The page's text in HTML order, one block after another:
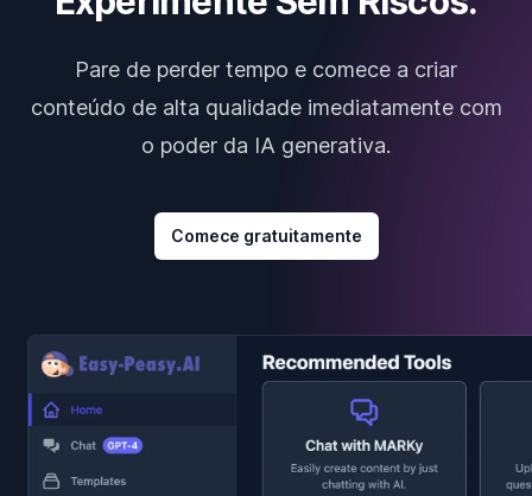
Pare de perder tempo e comece a criar
conteúdo de alta qualidade imediatamente com
o poder da IA generativa.
Comece gratuitamente